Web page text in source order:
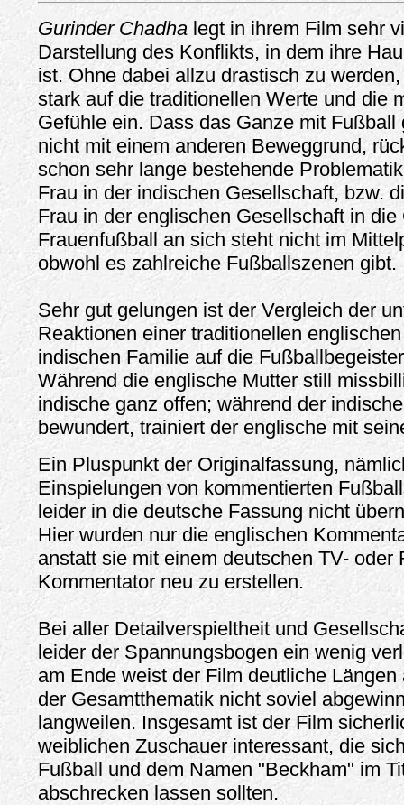
Gurinder Chadha legt in ihrem Film sehr
Darstellung des Konflikts, in dem ihre
ist. Ohne dabei allzu drastisch zu
stark auf die traditionellen Werte und die
Gefühle ein. Dass das Ganze mit Fußball
nicht mit einem anderen Beweggrund,
schon sehr lange bestehende
Frau in der indischen Gesellschaft, bzw.
Frau in der englischen Gesellschaft in
Frauenfußball an sich steht nicht im
obwohl es zahlreiche Fußballszenen gibt.
Sehr gut gelungen ist der Vergleich der
Reaktionen einer traditionellen
indischen Familie auf die
Während die englische Mutter still
indische ganz offen; während der
bewundert, trainiert der englische mit
Ein Pluspunkt der Originalfassung,
Einspielungen von kommentierten
leider in die deutsche Fassung nicht
Hier wurden nur die englischen
anstatt sie mit einem deutschen TV- oder
Kommentator neu zu erstellen.
Bei aller Detailverspieltheit und
leider der Spannungsbogen ein wenig
am Ende weist der Film deutliche
der Gesamtthematik nicht soviel
langweilen. Insgesamt ist der Film
weiblichen Zuschauer interessant, die
Fußball und dem Namen "Beckham" im
abschrecken lassen sollten.